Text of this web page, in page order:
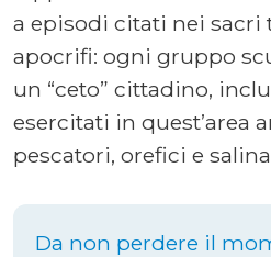
a episodi citati nei sacri
apocrifi: ogni gruppo
un “ceto” cittadino,
esercitati in quest’area
pescatori, orefici e
Da non perdere il